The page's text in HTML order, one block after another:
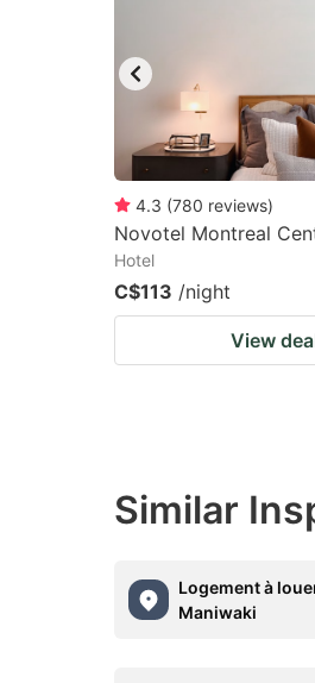
4.3 (780 reviews)
Novotel Montreal
Hotel
C$113 /night
View
Similar
Logement à
Maniwaki